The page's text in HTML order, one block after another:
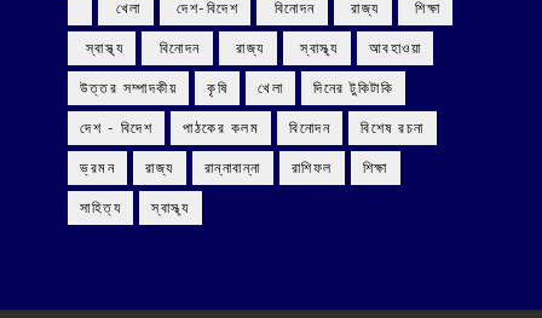
‌ খেলা ‌ দেশ-বিদেশ ‌ বিনোদন ‌ রাজ্য ‌ শিক্ষা
‌ স্বাস্থ্য ‌ বিনোদন ‌ রাজ্য ‌ স্বাস্থ্য আবহাওয়া
উত্তর সম্পাদকীয় কৃষি খেলা দিনের টুকিটাকি
দেশ - বিদেশ পাঠকের কলম বিনোদন বিশেষ রচনা
ভ্রমন রাজ্য রান্নাবান্না রাশিফল শিক্ষা
সাহিত্য স্বাস্থ্য